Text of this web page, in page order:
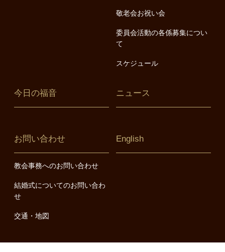
敬老会お祝い会
委員会活動の各係募集につい
て
スケジュール
今日の福音 ニュース
お問い合わせ
教会事務へのお問い合わせ
結婚式についてのお問い合わ
せ
交通・地図
English